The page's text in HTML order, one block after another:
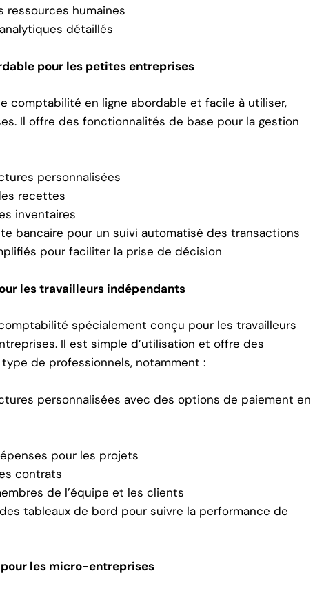
ressources humaines
détaillés
pour les petites entreprises
comptabilité en ligne abordable et facile à utiliser,
Il offre des fonctionnalités de base pour la gestion
personnalisées
recettes
inventaires
bancaire pour un suivi automatisé des transactions
pour faciliter la prise de décision
les travailleurs indépendants
spécialement conçu pour les travailleurs
Il est simple d’utilisation et offre des
de professionnels, notamment :
personnalisées avec des options de paiement en
pour les projets
contrats
de l’équipe et les clients
tableaux de bord pour suivre la performance de
les micro-entreprises